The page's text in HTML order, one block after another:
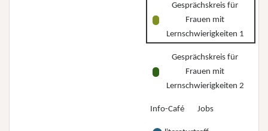
Gesprächskreis für
Frauen mit
Lernschwierigkeiten 1
Gesprächskreis für
Frauen mit
Lernschwierigkeiten 2
Info-Café Jobs